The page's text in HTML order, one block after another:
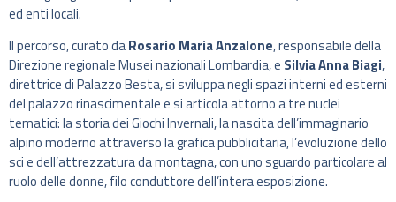
ed enti locali.
Il percorso, curato daRosario Maria Anzalone, responsabile della
Direzione regionale Musei nazionali Lombardia, e Silvia Anna Biagi,
direttrice di Palazzo Besta, si sviluppa negli spazi interni ed esterni
del palazzo rinascimentale e si articola attorno a tre nuclei
tematici: la storia dei Giochi Invernali, la nascita dell’immaginario
alpino moderno attraverso la grafica pubblicitaria, l’evoluzione dello
sci e dell’attrezzatura da montagna, con uno sguardo particolare al
ruolo delle donne, filo conduttore dell’intera esposizione.